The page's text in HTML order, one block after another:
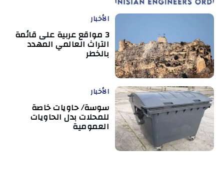
الأخبار
3 مواقع عربية على قائمة
التراث العالمي المهدد
بالخطر
الأخبار
سوسة/ حاويات خاصة
للمحلات بدل الحاويات
العمومية